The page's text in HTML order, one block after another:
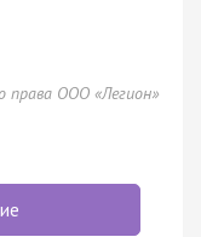
права ООО «Легион»